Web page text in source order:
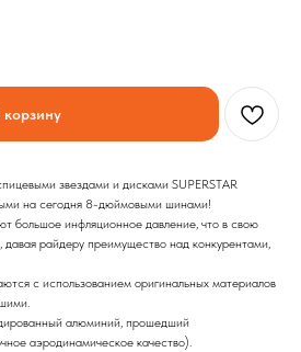
корзину
звездами и дисками SUPERSTAR
на сегодня 8-дюймовыми шинами!
большое инфляционное давление, что в свою
давая райдеру преимущество над конкурентами,
с использованием оригинальных материалов
алюминий, прошедший
аэродинамическое качество).